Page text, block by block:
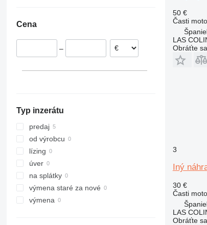
Cena
–
Typ inzerátu
predaj
od výrobcu
lízing
úver
na splátky
výmena staré za nové
výmena
50 €
Časti
LAS
Obráťte
3
Iný
30 €
Časti
LAS
Obráťte